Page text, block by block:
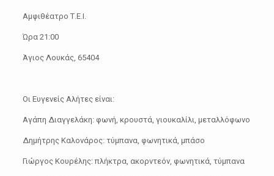
Αμφιθέατρο Τ.Ε.Ι.
Ώρα 21:00
Άγιος Λουκάς, 65404
Οι Ευγενείς Αλήτες είναι:
Αγάπη Διαγγελάκη: φωνή, κρουστά, γιουκαλίλι, μεταλλόφωνο
Δημήτρης Καλονάρος: τύμπανα, φωνητικά, μπάσο
Γιώργος Κουρέλης: πλήκτρα, ακορντεόν, φωνητικά, τύμπανα